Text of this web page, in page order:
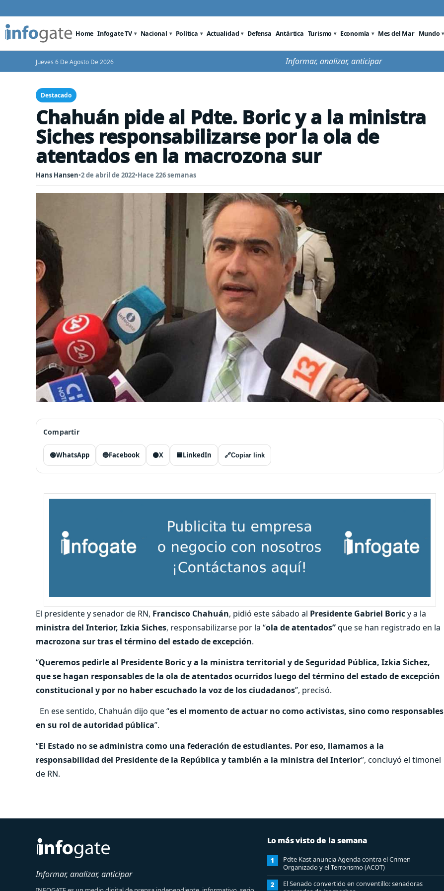
Home Infogate TV Nacional Política Actualidad Defensa Antártica Turismo Economía Mes del Mar Mundo
Jueves 6 De Agosto De 2026 Informar, analizar, anticipar
Destacado
Chahuán pide al Pdte. Boric y a la ministra
Siches responsabilizarse por la ola de
atentados en la macrozona sur
Hans Hansen•2 de abril de 2022•Hace 226 semanas
Compartir
🟢WhatsApp 🔵Facebook ⚫X 🟦LinkedIn 🔗Copiar link
El presidente y senador de RN, Francisco Chahuán, pidió este sábado al Presidente Gabriel Boricy a la
ministra del Interior, Izkia Siches, responsabilizarse por la “ola de atentados”que se han registrado en la
macrozona sur tras el término del estado de excepción.
“Queremos pedirle al Presidente Boric y a la ministra territorial y de Seguridad Pública, Izkia Sichez,
que se hagan responsables de la ola de atentados ocurridos luego del término del estado de excepción
constitucional y por no haber escuchado la voz de los ciudadanos”, precisó.
En ese sentido, Chahuán dijo que “es el momento de actuar no como activistas, sino como responsables
en su rol de autoridad pública”.
“El Estado no se administra como una federación de estudiantes. Por eso, llamamos a la
responsabilidad del Presidente de la República y también a la ministra del Interior”, concluyó el timonel
de RN.
Informar, analizar, anticipar
Lo más visto de la semana
1
Pdte Kast anuncia Agenda contra el Crimen
Organizado y el Terrorismo (ACOT)
2
El Senado convertido en conventillo: senadoras